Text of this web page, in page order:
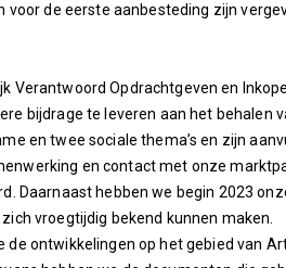
de eerste aanbesteding zijn
Verantwoord Opdrachtgeven en
bijdrage te leveren aan het behalen
en twee sociale thema’s en zijn
en contact met onze
Daarnaast hebben we begin 2023
vroegtijdig bekend kunnen maken.
de ontwikkelingen op het gebied van